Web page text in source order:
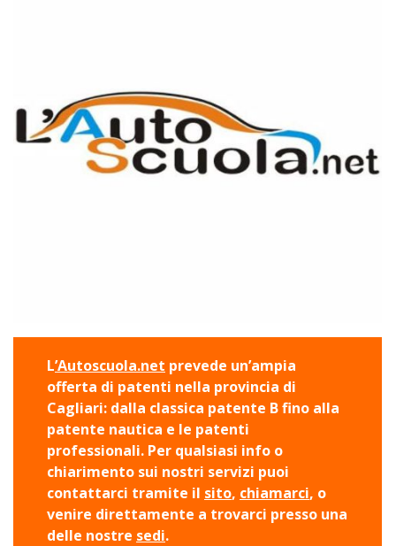
L’Autoscuola.net prevede un’ampia
offerta di patenti nella provincia di
Cagliari: dalla classica patente B fino alla
patente nautica e le patenti
professionali. Per qualsiasi info o
chiarimento sui nostri servizi puoi
contattarci tramite il sito, chiamarci, o
venire direttamente a trovarci presso una
delle nostre sedi.